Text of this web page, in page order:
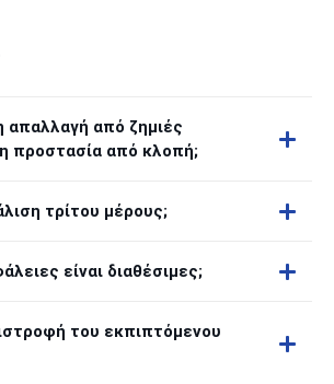
απαλλαγή από ζημιές
προστασία από κλοπή;
τρίτου μέρους;
είναι διαθέσιμες;
του εκπιπτόμενου